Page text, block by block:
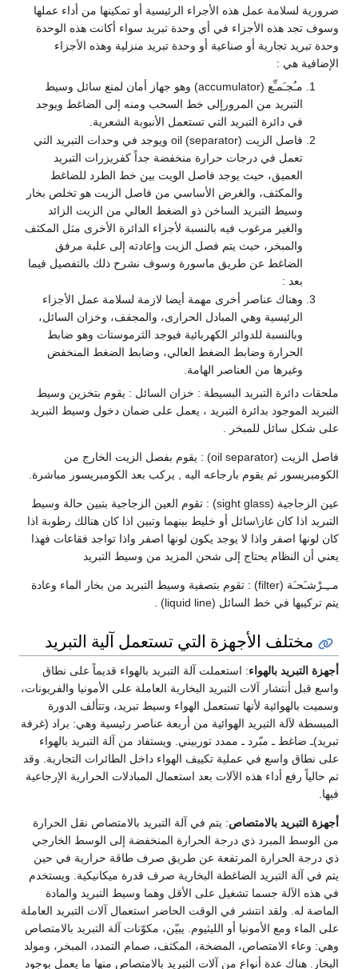
ضرورية لسلامة عمل هذه الأجراء الرئيسية أو تمكينها من أداء عملها
وسوف تجد هذه الأجزاء في أي وحدة تبريد سواء أكانت هذه الوحدة
وحدة تبريد تجارية أو صناعية أو وحدة تبريد منزلية وهذه الأجزاء
الإضافية هي :
مـُجـَمـِّع (accumulator) وهو جهاز أمان لمنع سائل وسيط
التبريد من المرورإلى خط السحب ومنه إلى الضاغط ويوجد
في دائرة التبريد التي تستعمل الأنبوبة الشعرية.
فاصل الزيت oil (separator) ويوجد في وحدات التبريد التي
تعمل في درجات حرارة منخفضة جداً كفريزرات التبريد
العميق، حيث يوجد فاصل الويت بين خط الطرد للضاغط
والمكثف، والغرض الأساسي من فاصل الزيت هو تخلص بخار
وسيط التبريد الساخن ذو الضغط العالي من الزيت الزائد
والغير مرغوب فيه بالنسبة لأجزاء الدائرة الأخرى مثل المكثف
والمبخر، حيث يتم فصل الزيت وإعادته إلى علبة مرفق
الضاغط عن طريق ماسورة وسوف نشرح ذلك بالتفصيل فيما
بعد :
وهناك عناصر أخرى مهمة أيضا لازمة لسلامة عمل الأجزاء
الرئيسية وهي المبادل الحرارى، والمجفف، وخزان السائل،
وبالنسبة للدوائر الكهربائية فيوجد الثرموستات وهو ضابط
الحرارة وضابط الضغط العالي، وضابط الضغط المنخفض
وغيرها من العناصر الهامة.
ملحقات دائرة التبريد البسيطة : خزان السائل : يقوم بتخزين وسيط
التبريد الموجود بدائرة التبريد ، يعمل على ضمان دخول وسيط التبريد
على شكل سائل للمبخر .
فاصل الزيت (oil separator) : يقوم بفصل الزيت الخارج من
الكومبريسور ثم يقوم بارجاعه اليه , يركب بعد الكومبريسور مباشرة.
عين الزجاجية (sight glass) : تقوم العين الزجاجية بتبين حالة وسيط
التبريد اذا كان غاز\سائل أو خليط بينهما وتبين اذا كان هنالك رطوبة اذا
كان لونها اصفر واذا لا يوجد يكون لونها اصفر واذا تواجد فقاعات فهذا
يعني أن النظام يحتاج إلى شحن المزيد من وسيط التبريد
مــِـرْشـَحـَة (filter) : تقوم بتصفية وسيط التبريد من بخار الماء وعادة
يتم تركيبها في خط السائل (liquid line) .
مختلف الأجهزة التي تستعمل آلية التبريد
أجهزة التبريد بالهواء: استعملت آلة التبريد بالهواء قديماً على نطاق
واسع قبل أنتشار آلات التبريد البخارية العاملة على الأمونيا والفريونات،
وسميت بالهوائية لأنها تستعمل الهواء وسيط تبريد، وتتألف الدورة
المبسطة لآلة التبريد الهوائية من أربعة عناصر رئيسية وهي: براد (غرفة
تبريد)ـ ضاغط ـ مبّرد ـ ممدد توربيني. ويستفاد من آلة التبريد بالهواء
على نطاق واسع في عملية تكييف الهواء داخل الطائرات التجارية. وقد
تم حالياً رفع أداء هذه الآلات بعد استعمال المبادلات الحرارية الإرجاعية
فيها.
أجهزة التبريد بالامتصاص: يتم في آلة التبريد بالامتصاص نقل الحرارة
من الوسط المبرد ذي درجة الحرارة المنخفضة إلى الوسط الخارجي
ذي درجة الحرارة المرتفعة عن طريق صرف طاقة حرارية في حين
يتم في آلة التبريد الضاغطة البخارية صرف قدرة ميكانيكية. ويستخدم
في هذه الآلة جسما تشغيل على الأقل وهما وسيط التبريد والمادة
الماصة له. ولقد انتشر في الوقت الحاضر استعمال آلات التبريد العاملة
على الماء ومع الأمونيا أو الليثيوم. يبيّن، مكوّنات آلة التبريد بالامتصاص
وهي: وعاء الامتصاص، المضخة، المكثف، صمام التمدد، المبخر، ومولد
البخار. هناك عدة أنواع من آلات التبريد بالامتصاص منها ما يعمل بوجود